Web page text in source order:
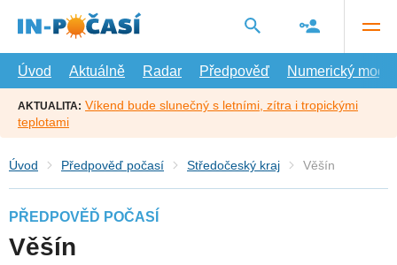
hlavní
Úvod
Aktuálně Radar Předpověď Numerický model
AKTUALITA: Víkend bude slunečný s letními, zítra i tropickými
teplotami
Úvod Předpověď počasí Středočeský kraj Věšín
PŘEDPOVĚĎ POČASÍ
Věšín